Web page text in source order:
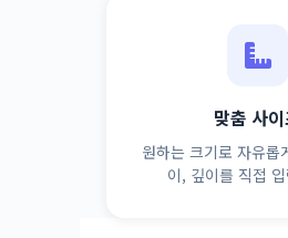
맞춤 사
원하는 크기로 자유롭
이, 깊이를 직접